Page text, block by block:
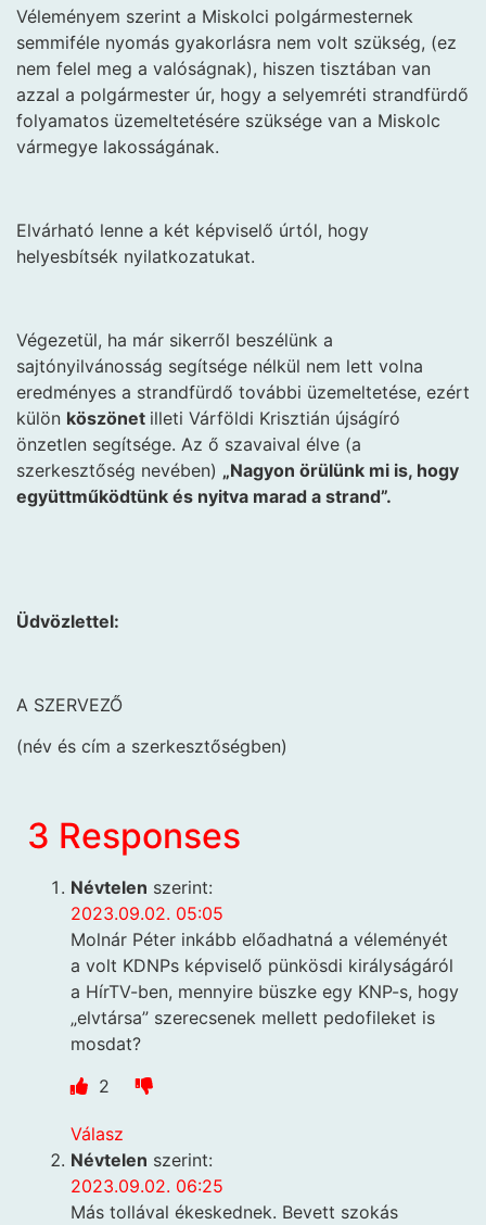
Véleményem szerint a Miskolci polgármesternek
semmiféle nyomás gyakorlásra nem volt szükség, (ez
nem felel meg a valóságnak), hiszen tisztában van
azzal a polgármester úr, hogy a selyemréti strandfürdő
folyamatos üzemeltetésére szüksége van a Miskolc
vármegye lakosságának.
Elvárható lenne a két képviselő úrtól, hogy
helyesbítsék nyilatkozatukat.
Végezetül, ha már sikerről beszélünk a
sajtónyilvánosság segítsége nélkül nem lett volna
eredményes a strandfürdő további üzemeltetése, ezért
külön köszönet illeti Várföldi Krisztián újságíró
önzetlen segítsége. Az ő szavaival élve (a
szerkesztőség nevében) „Nagyon örülünk mi is, hogy
együttműködtünk és nyitva marad a strand”.
Üdvözlettel:
A SZERVEZŐ
(név és cím a szerkesztőségben)
3 Responses
Névtelen szerint:
2023.09.02. 05:05
Molnár Péter inkább előadhatná a véleményét
a volt KDNPs képviselő pünkösdi királyságáról
a HírTV-ben, mennyire büszke egy KNP-s, hogy
„elvtársa” szerecsenek mellett pedofileket is
mosdat?
2
Válasz
Névtelen szerint:
2023.09.02. 06:25
Más tollával ékeskednek. Bevett szokás